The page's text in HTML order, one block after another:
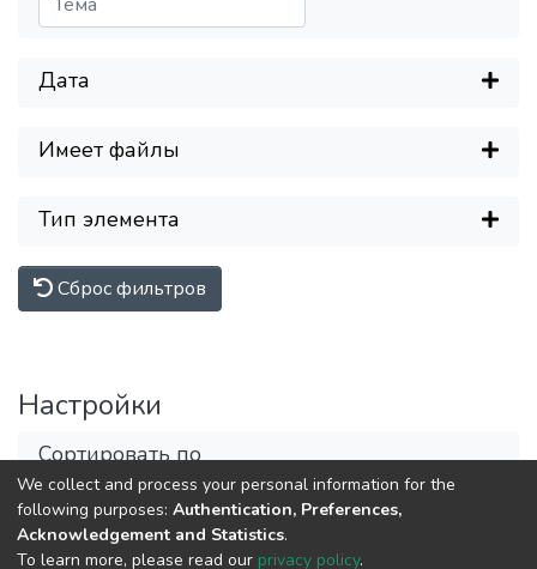
Дата
Имеет файлы
Тип элемента
Сброс фильтров
Настройки
Сортировать по
DSpace softwarecopyright © 2002-2026
We collect and process your personal information for the
following purposes: Authentication, Preferences,
Acknowledgement and Statistics.
To learn more, please read our privacy policy.